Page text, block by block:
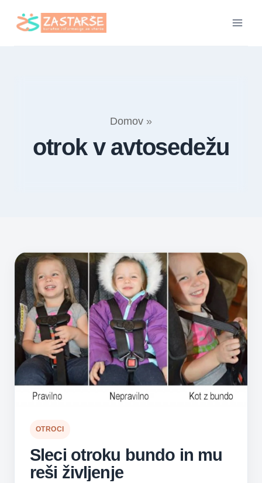
Domov »
otrok v avtosedežu
OTROCI
Sleci otroku bundo in mu
reši življenje